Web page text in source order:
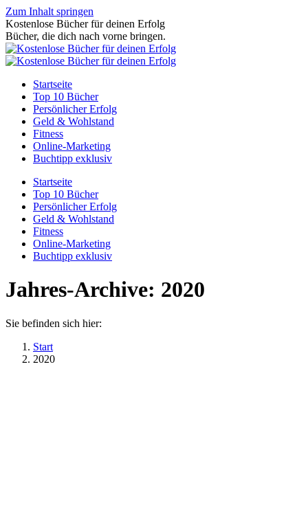
Zum Inhalt springen
Kostenlose Bücher für deinen Erfolg
Bücher, die dich nach vorne bringen.
Startseite
Top 10 Bücher
Persönlicher Erfolg
Geld & Wohlstand
Fitness
Online-Marketing
Buchtipp exklusiv
Startseite
Top 10 Bücher
Persönlicher Erfolg
Geld & Wohlstand
Fitness
Online-Marketing
Buchtipp exklusiv
Jahres-Archive: 2020
Sie befinden sich hier:
Start
2020